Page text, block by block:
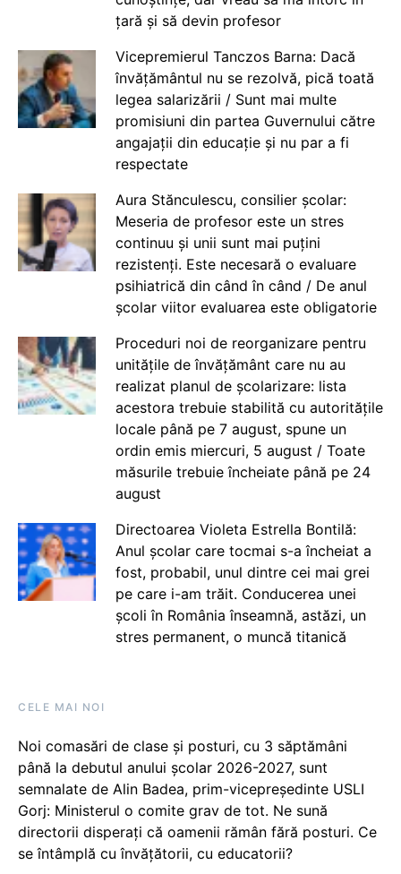
țară și să devin profesor
Vicepremierul Tanczos Barna: Dacă
învățământul nu se rezolvă, pică toată
legea salarizării / Sunt mai multe
promisiuni din partea Guvernului către
angajații din educație și nu par a fi
respectate
Aura Stănculescu, consilier școlar:
Meseria de profesor este un stres
continuu și unii sunt mai puțini
rezistenți. Este necesară o evaluare
psihiatrică din când în când / De anul
școlar viitor evaluarea este obligatorie
Proceduri noi de reorganizare pentru
unitățile de învățământ care nu au
realizat planul de școlarizare: lista
acestora trebuie stabilită cu autoritățile
locale până pe 7 august, spune un
ordin emis miercuri, 5 august / Toate
măsurile trebuie încheiate până pe 24
august
Directoarea Violeta Estrella Bontilă:
Anul școlar care tocmai s-a încheiat a
fost, probabil, unul dintre cei mai grei
pe care i-am trăit. Conducerea unei
școli în România înseamnă, astăzi, un
stres permanent, o muncă titanică
CELE MAI NOI
Noi comasări de clase și posturi, cu 3 săptămâni
până la debutul anului școlar 2026-2027, sunt
semnalate de Alin Badea, prim-vicepreședinte USLI
Gorj: Ministerul o comite grav de tot. Ne sună
directorii disperați că oamenii rămân fără posturi. Ce
se întâmplă cu învățătorii, cu educatorii?